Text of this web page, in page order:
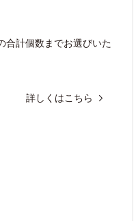
合計個数までお選びいた
詳しくはこちら